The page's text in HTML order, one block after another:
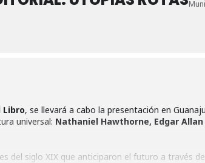
Libro, se llevará a cabo la presentación en
universal: Nathaniel Hawthorne, Edgar
del siglo XIX que anticiparon el futuro a través